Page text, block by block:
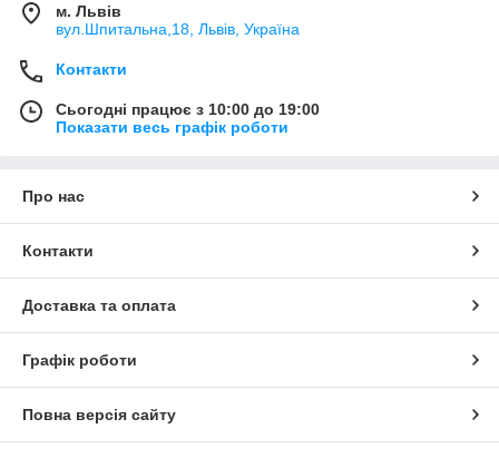
м. Львів
вул.Шпитальна,18, Львів, Україна
Контакти
Сьогодні працює з 10:00 до 19:00
Показати весь графік роботи
Про нас
Контакти
Доставка та оплата
Графік роботи
Повна версія сайту